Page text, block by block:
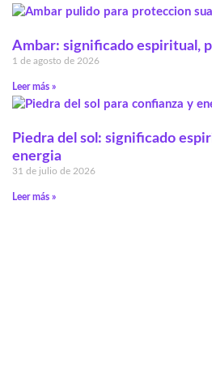
Ambar: significado espiritual,
1 de agosto de 2026
Leer más »
Piedra del sol: significado
energia
31 de julio de 2026
Leer más »